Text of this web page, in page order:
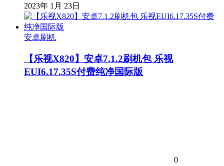
2023年 1月 23日
安卓刷机
【乐视X820】安卓7.1.2刷机包 乐视
EUI6.17.35S付费纯净国际版
0